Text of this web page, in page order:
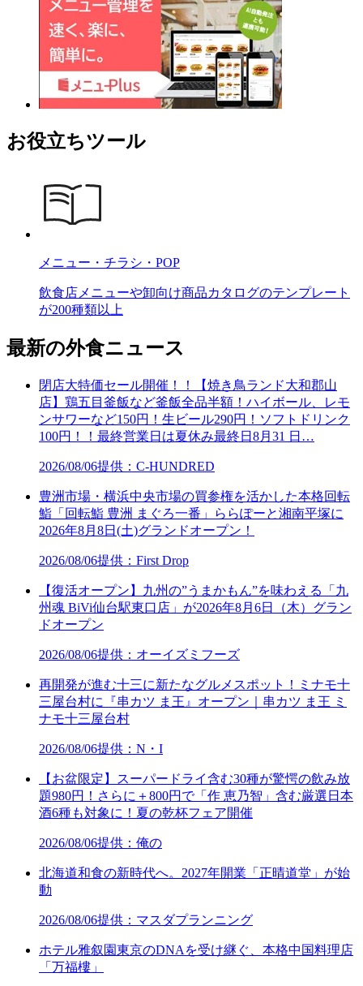
お役立ちツール
メニュー・チラシ・POP
飲食店メニューや卸向け商品カタログのテンプレート
が200種類以上
最新の外食ニュース
閉店大特価セール開催！！【焼き鳥ランド大和郡山
店】鶏五目釜飯など釜飯全品半額！ハイボール、レモ
ンサワーなど150円！生ビール290円！ソフトドリンク
100円！！最終営業日は夏休み最終日8月31 日…
2026/08/06提供：C-HUNDRED
豊洲市場・横浜中央市場の買参権を活かした本格回転
鮨「回転鮨 豊洲 まぐろ一番」ららぽーと湘南平塚に
2026年8月8日(土)グランドオープン！
2026/08/06提供：First Drop
【復活オープン】九州の”うまかもん”を味わえる「九
州魂 BiVi仙台駅東口店」が2026年8月6日（木）グラン
ドオープン
2026/08/06提供：オーイズミフーズ
再開発が進む十三に新たなグルメスポット！ミナモ十
三屋台村に『串カツ ま王』オープン｜串カツ ま王 ミ
ナモ十三屋台村
2026/08/06提供：N・I
【お盆限定】スーパードライ含む30種が驚愕の飲み放
題980円！さらに＋800円で「作 恵乃智」含む厳選日本
酒6種も対象に！夏の乾杯フェア開催
2026/08/06提供：俺の
北海道和食の新時代へ。2027年開業「正晴道堂」が始
動
2026/08/06提供：マスダプランニング
ホテル雅叙園東京のDNAを受け継ぐ、本格中国料理店
「万福樓」